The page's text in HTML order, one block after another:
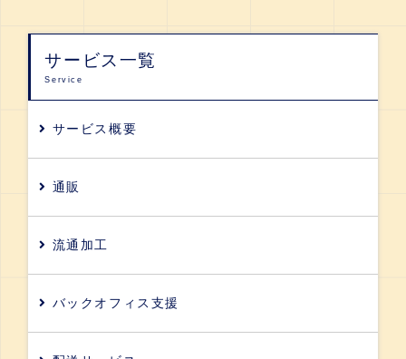
サービス一覧
Service
サービス概要
通販
流通加工
バックオフィス支援